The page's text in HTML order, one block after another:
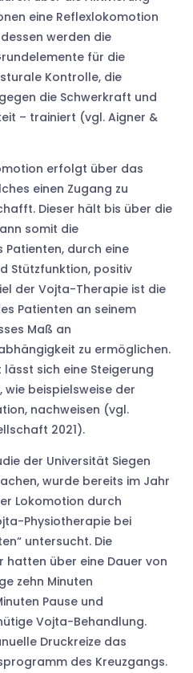
eine Reflexlokomotion
werden die
für die
Kontrolle, die
die Schwerkraft und
– trainiert (vgl. Aigner &
erfolgt über das
einen Zugang zu
Dieser hält bis über die
somit die
durch eine
Stützfunktion, positiv
der Vojta-Therapie ist die
Patienten an seinem
Maß an
zu ermöglichen.
sich eine Steigerung
beispielsweise der
nachweisen (vgl.
2021).
der Universität Siegen
wurde bereits im Jahr
Lokomotion durch
Physiotherapie bei
untersucht. Die
hatten über eine Dauer von
zehn Minuten
Pause und
Vojta-Behandlung.
Druckreize das
des Kreuzgangs.